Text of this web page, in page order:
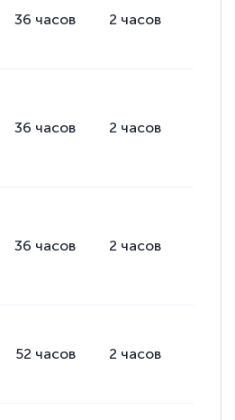
36 часов 2 часов
36 часов 2 часов
36 часов 2 часов
52 часов 2 часов